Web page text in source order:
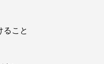
ること